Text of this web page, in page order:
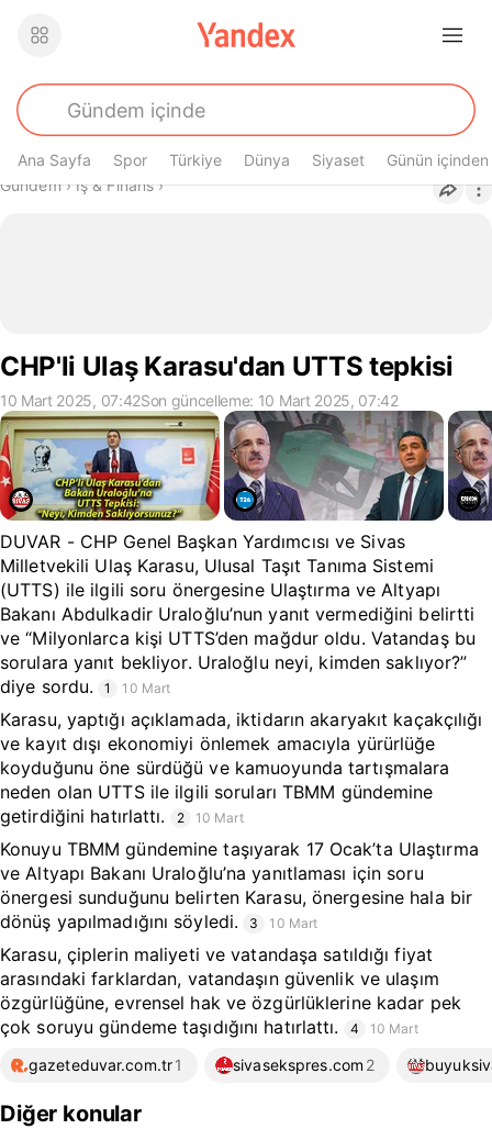
Ana Sayfa Spor Türkiye Dünya Siyaset Günün içinden
Buradasın
Gündem› İş & Finans›
CHP'li Ulaş Karasu'dan UTTS tepkisi
10 Mart 2025, 07:42Son güncelleme: 10 Mart 2025, 07:42
DUVAR - CHP Genel Başkan Yardımcısı ve Sivas
Milletvekili Ulaş Karasu, Ulusal Taşıt Tanıma Sistemi
(UTTS) ile ilgili soru önergesine Ulaştırma ve Altyapı
Bakanı Abdulkadir Uraloğlu’nun yanıt vermediğini belirtti
ve “Milyonlarca kişi UTTS’den mağdur oldu. Vatandaş bu
sorulara yanıt bekliyor. Uraloğlu neyi, kimden saklıyor?”
diye sordu.
1 10 Mart
Karasu, yaptığı açıklamada, iktidarın akaryakıt kaçakçılığı
ve kayıt dışı ekonomiyi önlemek amacıyla yürürlüğe
koyduğunu öne sürdüğü ve kamuoyunda tartışmalara
neden olan UTTS ile ilgili soruları TBMM gündemine
getirdiğini hatırlattı.
2 10 Mart
Konuyu TBMM gündemine taşıyarak 17 Ocak’ta Ulaştırma
ve Altyapı Bakanı Uraloğlu’na yanıtlaması için soru
önergesi sunduğunu belirten Karasu, önergesine hala bir
dönüş yapılmadığını söyledi.
3 10 Mart
Karasu, çiplerin maliyeti ve vatandaşa satıldığı fiyat
arasındaki farklardan, vatandaşın güvenlik ve ulaşım
özgürlüğüne, evrensel hak ve özgürlüklerine kadar pek
çok soruyu gündeme taşıdığını hatırlattı.
4 10 Mart
gazeteduvar.com.tr1 sivasekspres.com 2
Diğer konular